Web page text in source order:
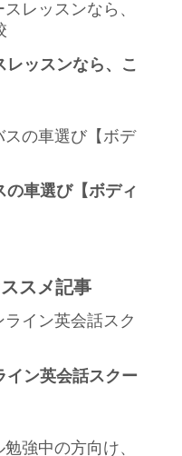
レッスンなら、こ
の車選び【ボディ
スメ記事
イン英会話スクー